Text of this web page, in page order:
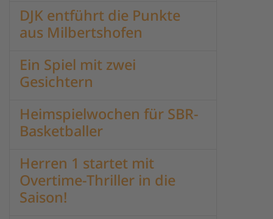
DJK entführt die Punkte
aus Milbertshofen
Ein Spiel mit zwei
Gesichtern
Heimspielwochen für SBR-
Basketballer
Herren 1 startet mit
Overtime-Thriller in die
Saison!